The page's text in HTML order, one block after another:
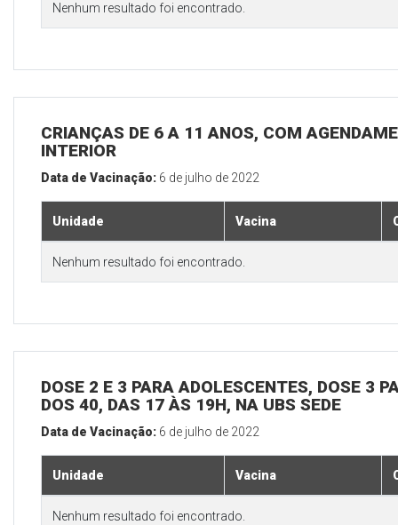
Nenhum resultado foi encontrado.
CRIANÇAS DE 6 A 11 ANOS, COM
INTERIOR
Data de Vacinação: 6 de julho de 2022
Unidade Vacina
Nenhum resultado foi encontrado.
DOSE 2 E 3 PARA ADOLESCENTES, DOSE 3
DOS 40, DAS 17 ÀS 19H, NA UBS SEDE
Data de Vacinação: 6 de julho de 2022
Unidade Vacina
Nenhum resultado foi encontrado.